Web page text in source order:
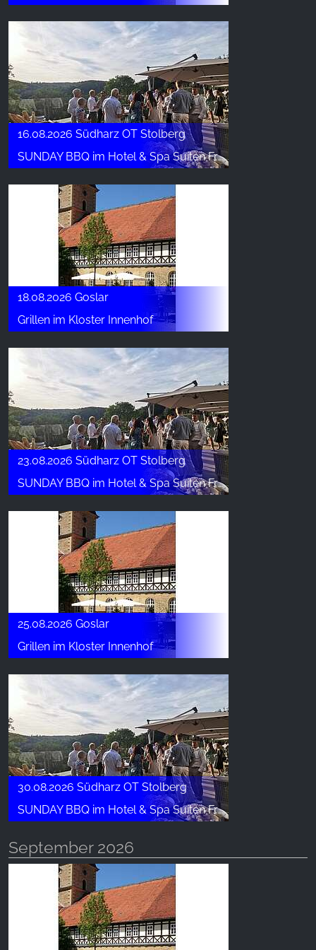
16.08.2026 Südharz OT Stolberg
SUNDAY BBQ im Hotel & Spa Suiten FreiWerk
18.08.2026 Goslar
Grillen im Kloster Innenhof
23.08.2026 Südharz OT Stolberg
SUNDAY BBQ im Hotel & Spa Suiten FreiWerk
25.08.2026 Goslar
Grillen im Kloster Innenhof
30.08.2026 Südharz OT Stolberg
SUNDAY BBQ im Hotel & Spa Suiten FreiWerk
September 2026